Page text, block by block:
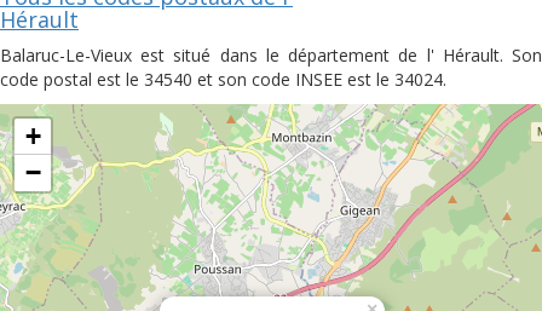
Hérault
Balaruc-Le-Vieux est situé dans le département de l' Hérault. Son
code postal est le 34540 et son code INSEE est le 34024.
+
−